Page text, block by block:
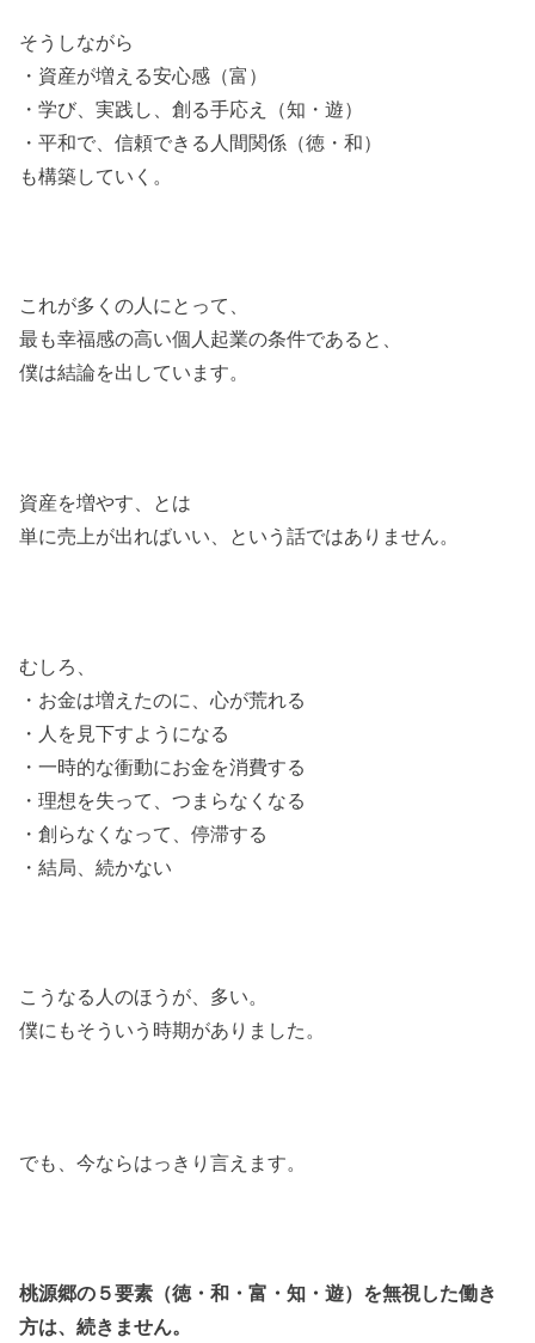
そうしながら
・資産が増える安心感（富）
・学び、実践し、創る手応え（知・遊）
・平和で、信頼できる人間関係（徳・和）
も構築していく。
これが多くの人にとって、
最も幸福感の高い個人起業の条件であると、
僕は結論を出しています。
資産を増やす、とは
単に売上が出ればいい、という話ではありません。
むしろ、
・お金は増えたのに、心が荒れる
・人を見下すようになる
・一時的な衝動にお金を消費する
・理想を失って、つまらなくなる
・創らなくなって、停滞する
・結局、続かない
こうなる人のほうが、多い。
僕にもそういう時期がありました。
でも、今ならはっきり言えます。
桃源郷の５要素（徳・和・富・知・遊）を無視した働き
方は、続きません。